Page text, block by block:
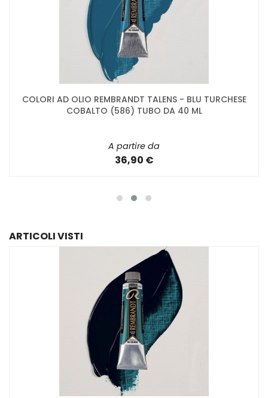
COLORI AD OLIO REMBRANDT TALENS - BLU TURCHESE
COBALTO (586) TUBO DA 40 ML
A partire da
36,90 €
ARTICOLI VISTI